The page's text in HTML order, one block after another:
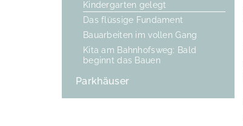
Kindergarten gelegt
Das flüssige Fundament
Bauarbeiten im vollen Gang
Kita am Bahnhofsweg: Bald
beginnt das Bauen
Parkhäuser